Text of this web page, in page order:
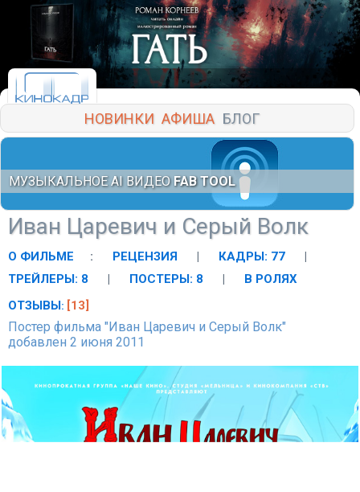
НОВИНКИ АФИША БЛОГ
МУЗЫКАЛЬНОЕ AI ВИДЕО FAB TOOL
Иван Царевич и Серый Волк
О ФИЛЬМЕ : РЕЦЕНЗИЯ | КАДРЫ: 77
|
ТРЕЙЛЕРЫ: 8
| ПОСТЕРЫ: 8 |
В РОЛЯХ
ОТЗЫВЫ: [13]
Постер фильма "Иван Царевич и Серый Волк"
добавлен 2 июня 2011